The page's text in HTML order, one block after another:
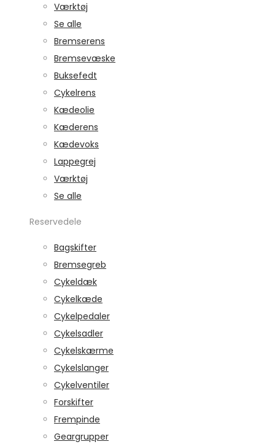
Værktøj
Se alle
Bremserens
Bremsevæske
Buksefedt
Cykelrens
Kædeolie
Kæderens
Kædevoks
Lappegrej
Værktøj
Se alle
Reservedele
Bagskifter
Bremsegreb
Cykeldæk
Cykelkæde
Cykelpedaler
Cykelsadler
Cykelskærme
Cykelslanger
Cykelventiler
Forskifter
Frempinde
Geargrupper